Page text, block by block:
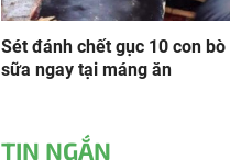
Sét đánh chết gục 10 con bò
sữa ngay tại máng ăn
TIN NGẮN